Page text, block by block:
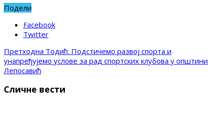
Подели
Facebook
Twitter
Претходна Тодић: Подстичемо развој спорта и
унапређујемо услове за рад спортских клубова у општини
Лепосавић
Сличне вести